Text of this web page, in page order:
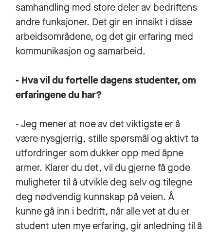
samhandling med store deler av bedriftens
andre funksjoner. Det gir en innsikt i disse
arbeidsområdene, og det gir erfaring med
kommunikasjon og samarbeid.
- Hva vil du fortelle dagens studenter, om
erfaringene du har?
- Jeg mener at noe av det viktigste er å
være nysgjerrig, stille spørsmål og aktivt ta
utfordringer som dukker opp med åpne
armer. Klarer du det, vil du gjerne få gode
muligheter til å utvikle deg selv og tilegne
deg nødvendig kunnskap på veien. Å
kunne gå inn i bedrift, når alle vet at du er
student uten mye erfaring, gir anledning til å